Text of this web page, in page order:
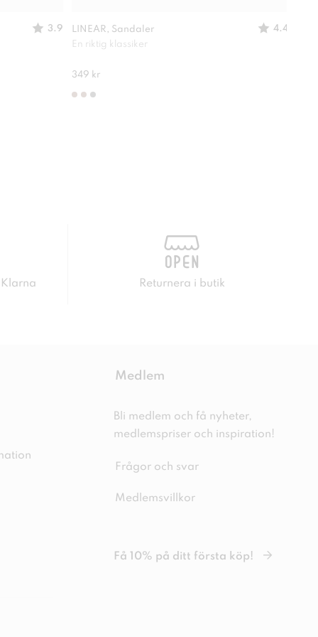
3.9 LINEAR, Sandaler
4.4
En riktig klassiker
349 kr
Returnera i butik
Medlem
Bli medlem och få nyheter,
medlemspriser och inspiration!
Frågor och svar
Medlemsvillkor
Få 10% på ditt första köp!